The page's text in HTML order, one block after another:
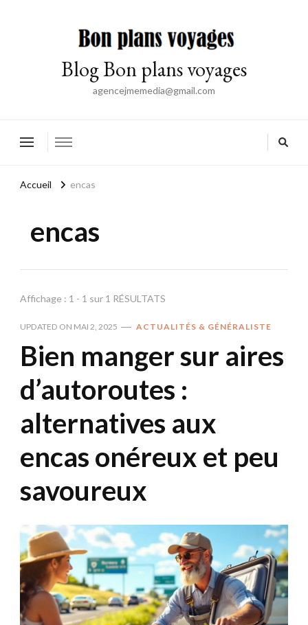
Blog Bon plans voyages
agencejmemedia@gmail.com
Accueil encas
encas
Affichage : 1 - 1 sur 1 RÉSULTATS
UPDATED ON MAI 2, 2025 ACTUALITÉS & GÉNÉRALISTE
Bien manger sur aires
d’autoroutes :
alternatives aux
encas onéreux et peu
savoureux